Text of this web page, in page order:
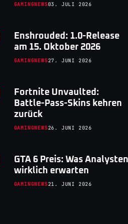
GAMINGNEWS03. JULI 2026
Enshrouded: 1.0-Release
am 15. Oktober 2026
GAMINGNEWS27. JUNI 2026
Fortnite Unvaulted:
Battle-Pass-Skins kehren
zurück
GAMINGNEWS26. JUNI 2026
GTA 6 Preis: Was Analysten
wirklich erwarten
GAMINGNEWS21. JUNI 2026